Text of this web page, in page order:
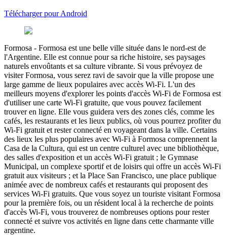
Télécharger pour Android
Formosa - Formosa est une belle ville située dans le nord-est de
l'Argentine. Elle est connue pour sa riche histoire, ses paysages
naturels envoûtants et sa culture vibrante. Si vous prévoyez de
visiter Formosa, vous serez ravi de savoir que la ville propose une
large gamme de lieux populaires avec accès Wi-Fi. L'un des
meilleurs moyens d'explorer les points d'accès Wi-Fi de Formosa est
d'utiliser une carte Wi-Fi gratuite, que vous pouvez facilement
trouver en ligne. Elle vous guidera vers des zones clés, comme les
cafés, les restaurants et les lieux publics, où vous pourrez profiter du
Wi-Fi gratuit et rester connecté en voyageant dans la ville. Certains
des lieux les plus populaires avec Wi-Fi à Formosa comprennent la
Casa de la Cultura, qui est un centre culturel avec une bibliothèque,
des salles d'exposition et un accès Wi-Fi gratuit ; le Gymnase
Municipal, un complexe sportif et de loisirs qui offre un accès Wi-Fi
gratuit aux visiteurs ; et la Place San Francisco, une place publique
animée avec de nombreux cafés et restaurants qui proposent des
services Wi-Fi gratuits. Que vous soyez un touriste visitant Formosa
pour la première fois, ou un résident local à la recherche de points
d'accès Wi-Fi, vous trouverez de nombreuses options pour rester
connecté et suivre vos activités en ligne dans cette charmante ville
argentine.